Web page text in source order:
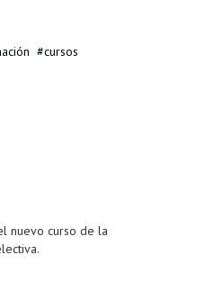
cursos
nuevo curso de la